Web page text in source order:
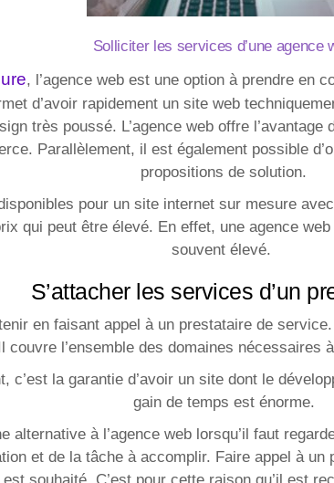
Solliciter les services d’une agence
, l’agence web est une option à prendre en
d’avoir rapidement un site web
très poussé. L’agence web offre l’avantage
Parallèlement, il est également possible
propositions de solution.
pour un site internet sur mesure
qui peut être élevé. En effet, une agence
souvent élevé.
S’attacher les services d’un
en faisant appel à un prestataire de
couvre l’ensemble des domaines nécessaires
c’est la garantie d’avoir un site dont le
gain de temps est énorme.
alternative à l’agence web lorsqu’il faut
et de la tâche à accomplir. Faire appel à un
souhaité. C’est pour cette raison qu’il est